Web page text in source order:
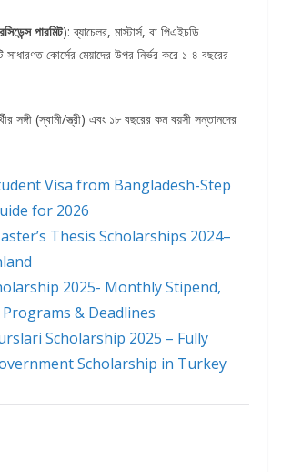
পারমিট): ব্যাচেলর, মাস্টার্স, বা পিএইচডি
কোর্সের মেয়াদের উপর নির্ভর করে ১-৪ বছরের
সঙ্গী (স্বামী/স্ত্রী) এবং ১৮ বছরের কম বয়সী সন্তানদের
Visa from Bangladesh-Step
for 2026
Thesis Scholarships 2024–
2025- Monthly Stipend,
& Deadlines
Scholarship 2025 – Fully
Scholarship in Turkey